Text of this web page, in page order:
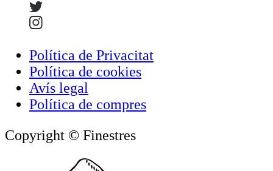
Política de Privacitat
Política de cookies
Avís legal
Política de compres
Copyright © Finestres